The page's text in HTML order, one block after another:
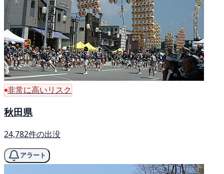
非常に高いリスク
秋田県
24,782件の出没
アラート